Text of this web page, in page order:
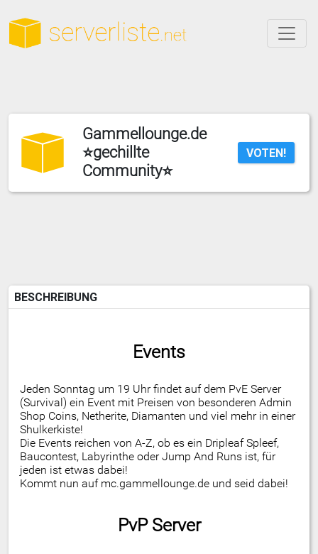
Gammellounge.de
⭐gechillte
Community⭐
VOTEN!
BESCHREIBUNG
Events
Jeden Sonntag um 19 Uhr findet auf dem PvE Server
(Survival) ein Event mit Preisen von besonderen Admin
Shop Coins, Netherite, Diamanten und viel mehr in einer
Shulkerkiste!
Die Events reichen von A-Z, ob es ein Dripleaf Spleef,
Baucontest, Labyrinthe oder Jump And Runs ist, für
jeden ist etwas dabei!
Kommt nun auf mc.gammellounge.de und seid dabei!
PvP Server